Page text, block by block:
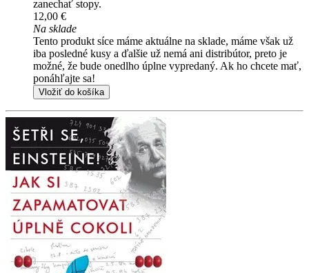
zanechať stopy.
12,00 €
Na sklade
Tento produkt síce máme aktuálne na sklade, máme však už
iba posledné kusy a ďalšie už nemá ani distribútor, preto je
možné, že bude onedlho úplne vypredaný. Ak ho chcete mať,
ponáhľajte sa!
Vložiť do košíka